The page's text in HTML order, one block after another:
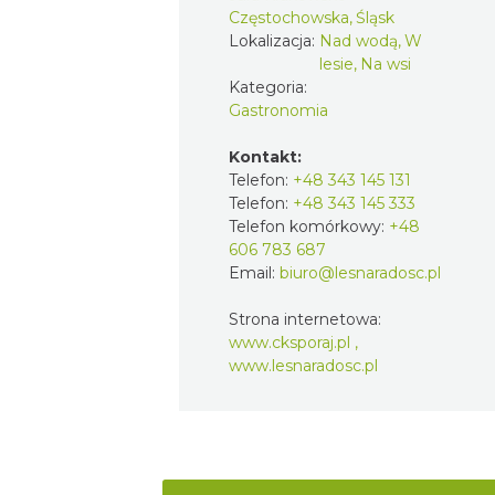
Częstochowska, Śląsk
Lokalizacja: Nad wodą, W
lesie, Na wsi
Kategoria:
Gastronomia
Kontakt:
Telefon: +48 343 145 131
Telefon: +48 343 145 333
Telefon komórkowy: +48
606 783 687
Email: biuro@lesnaradosc.pl
Strona internetowa:
www.cksporaj.pl ,
www.lesnaradosc.pl